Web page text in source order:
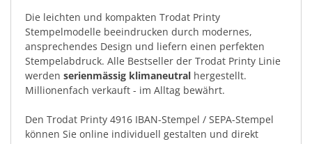
Die leichten und kompakten Trodat Printy
Stempelmodelle beeindrucken durch modernes,
ansprechendes Design und liefern einen perfekten
Stempelabdruck. Alle Bestseller der Trodat Printy Linie
werden serienmässig klimaneutral hergestellt.
Millionenfach verkauft - im Alltag bewährt.
Den Trodat Printy 4916 IBAN-Stempel / SEPA-Stempel
können Sie online individuell gestalten und direkt